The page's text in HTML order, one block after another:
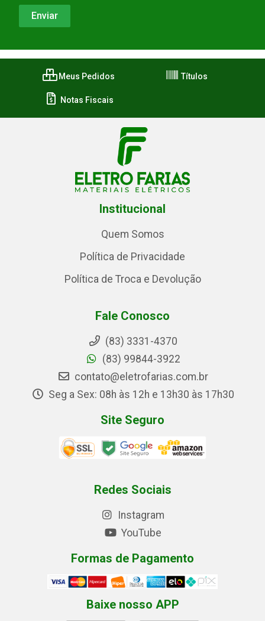
Meus Pedidos Títulos
Notas Fiscais
Institucional
Quem Somos
Política de Privacidade
Política de Troca e Devolução
Fale Conosco
(83) 3331-4370
(83) 99844-3922
contato@eletrofarias.com.br
Seg a Sex: 08h às 12h e 13h30 às 17h30
Site Seguro
Redes Sociais
Instagram
YouTube
Formas de Pagamento
Baixe nosso APP